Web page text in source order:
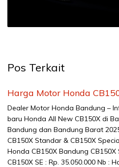
Pos Terkait
Harga Motor Honda
Dealer Motor Honda Bandung –
baru Honda All New CB150X di
Bandung dan Bandung Barat
CB150X Standar & CB150X
Honda CB150X Bandung CB150X
CB150X SE : Rp. 35.050.000 Nb :